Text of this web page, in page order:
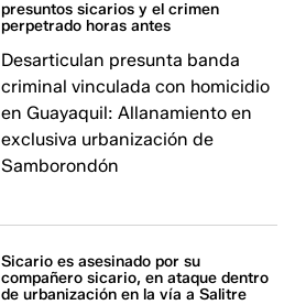
presuntos sicarios y el crimen
perpetrado horas antes
Desarticulan presunta banda
criminal vinculada con homicidio
en Guayaquil: Allanamiento en
exclusiva urbanización de
Samborondón
Sicario es asesinado por su
compañero sicario, en ataque dentro
de urbanización en la vía a Salitre